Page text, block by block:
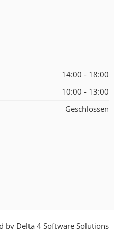
14:00 - 18:00
10:00 - 13:00
Geschlossen
by Delta 4 Software Solutions